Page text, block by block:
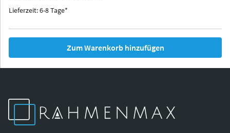
Iowa
Lieferzeit: 6-8 Tage*
Zum Warenkorb hinzufügen